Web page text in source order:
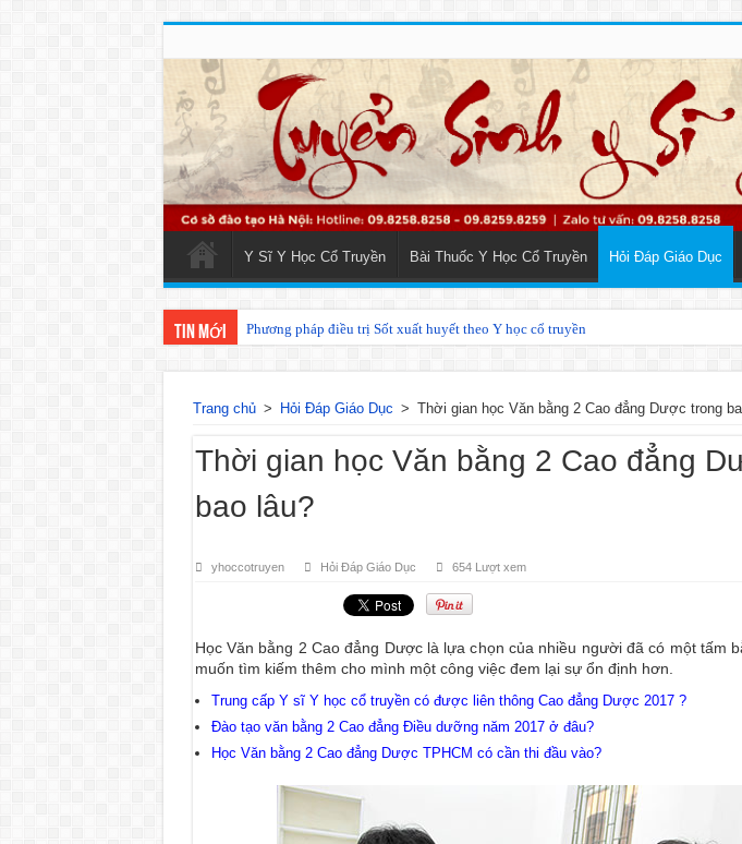
Y Sĩ Y Học Cổ Truyền Bài Thuốc Y Học Cổ Truyền Hỏi Đáp Giáo Dục
Tin mới Phương pháp điều trị Sốt xuất huyết theo Y học cổ truyền
Các phương pháp điều trị zona thần kinh bằng Đông y
Trang chủ > Hỏi Đáp Giáo Dục > Thời gian học Văn bằng 2 Cao đẳng Dược trong
Thời gian học Văn bằng 2 Cao đẳng
bao lâu?
yhoccotruyen Hỏi Đáp Giáo Dục 654 Lượt xem
Học Văn bằng 2 Cao đẳng Dược là lựa chọn của nhiều người đã có một tấm
muốn tìm kiếm thêm cho mình một công việc đem lại sự ổn định hơn.
Trung cấp Y sĩ Y học cổ truyền có được liên thông Cao đẳng Dược 2017 ?
Đào tạo văn bằng 2 Cao đẳng Điều dưỡng năm 2017 ở đâu?
Học Văn bằng 2 Cao đẳng Dược TPHCM có cần thi đầu vào?